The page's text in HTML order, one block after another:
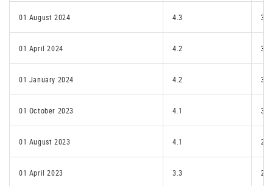
01 August 2024 4.3 3.2
01 April 2024 4.2 3.2
01 January 2024 4.2 3.1
01 October 2023 4.1 3.1
01 August 2023 4.1 2.2
01 April 2023 3.3 2.2